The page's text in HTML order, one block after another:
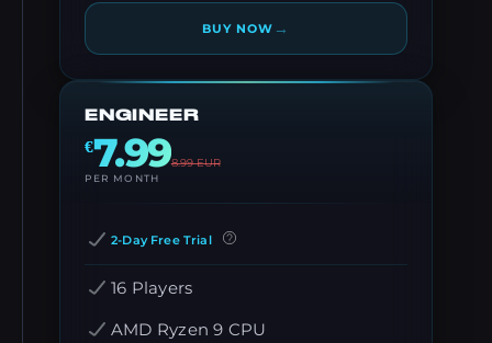
BUY NOW →
ENGINEER
€7.998.99EUR
PER MONTH
2-Day Free Trial
16 Players
AMD Ryzen 9 CPU